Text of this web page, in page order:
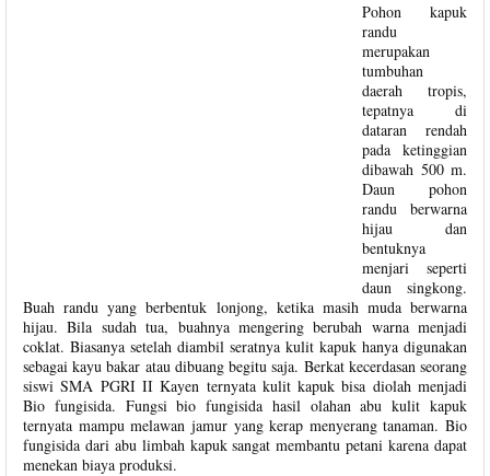
Pohon kapuk
randu
merupakan
tumbuhan
daerah tropis,
tepatnya di
dataran rendah
pada ketinggian
dibawah 500 m.
Daun pohon
randu berwarna
hijau dan
bentuknya
menjari seperti
daun singkong.
Buah randu yang berbentuk lonjong, ketika masih muda berwarna
hijau. Bila sudah tua, buahnya mengering berubah warna menjadi
coklat. Biasanya setelah diambil seratnya kulit kapuk hanya digunakan
sebagai kayu bakar atau dibuang begitu saja. Berkat kecerdasan seorang
siswi SMA PGRI II Kayen ternyata kulit kapuk bisa diolah menjadi
Bio fungisida. Fungsi bio fungisida hasil olahan abu kulit kapuk
ternyata mampu melawan jamur yang kerap menyerang tanaman. Bio
fungisida dari abu limbah kapuk sangat membantu petani karena dapat
menekan biaya produksi.